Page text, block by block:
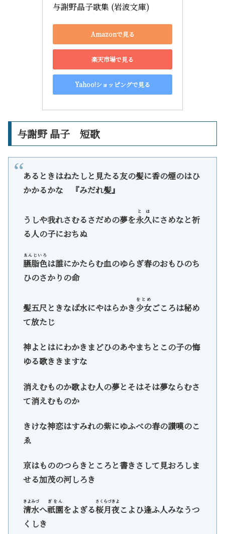
与謝野晶子歌集 (岩波文庫)
Amazonで見る
楽天市場で見る
Yahoo!ショッピングで見る
与謝野 晶子 短歌
あるときはねたしと見たる友の髪に香の煙のはひ
かかるかな 『みだれ髪』
うしや我れさむるさだめの夢を永久
とは
にさめなと祈
る人の子におちぬ
臙脂色
ゑんじいろ
は誰にかたらむ血のゆらぎ春のおもひのち
ひのさかりの命
髪五尺ときなば水にやはらかき少女
をとめ
ごころは秘め
て放たじ
神よとはにわかきまどひのあやまちとこの子の悔
ゆる歌ききますな
消えむものか歌よむ人の夢とそはそは夢ならむさ
て消えむものか
きけな神恋はすみれの紫にゆふべの春の讃嘆のこ
ゑ
京はもののつらきところと書きさして見おろしま
せる加茂の河しろき
清水
きよみづ
へ祇園
ぎをん
をよぎる桜月夜
さくらづきよ
こよひ逢ふ人みなうつ
くしき